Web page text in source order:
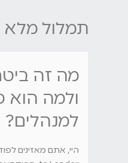
תמלול מלא
מה זה
ולמה הוא
למנהלים?